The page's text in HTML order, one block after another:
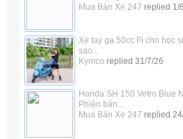
Mua Bán Xe 247 replied 1/
Xe tay ga 50cc Fi cho học
sao...
Kymco replied 31/7/26
Honda SH 150 Vetro Blue
Phiên bản...
Mua Bán Xe 247 replied